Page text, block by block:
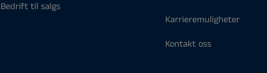
Bedrift til salgs
Karrieremuligheter
Kontakt oss